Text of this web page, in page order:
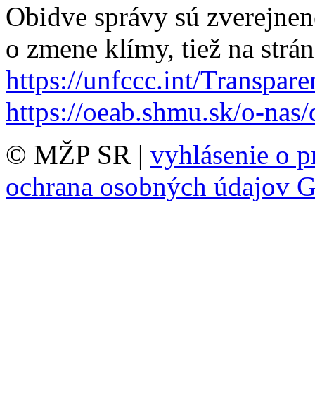
Obidve správy sú
o zmene klímy, tiež na
https://unfccc.int/
https://oeab.shmu.sk/o-
© MŽP SR | vyhlásenie o
ochrana osobných údajov